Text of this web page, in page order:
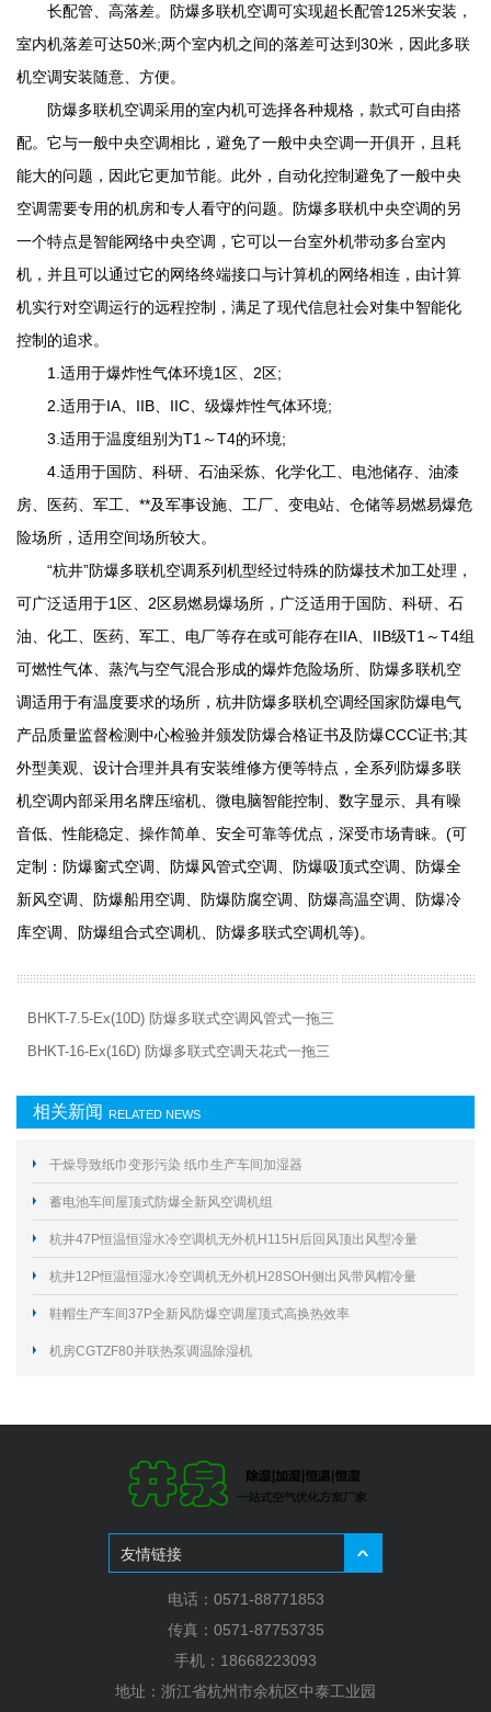
长配管、高落差。防爆多联机空调可实现超长配管125米安装，
室内机落差可达50米;两个室内机之间的落差可达到30米，因此多联
机空调安装随意、方便。
防爆多联机空调采用的室内机可选择各种规格，款式可自由搭
配。它与一般中央空调相比，避免了一般中央空调一开俱开，且耗
能大的问题，因此它更加节能。此外，自动化控制避免了一般中央
空调需要专用的机房和专人看守的问题。防爆多联机中央空调的另
一个特点是智能网络中央空调，它可以一台室外机带动多台室内
机，并且可以通过它的网络终端接口与计算机的网络相连，由计算
机实行对空调运行的远程控制，满足了现代信息社会对集中智能化
控制的追求。
1.适用于爆炸性气体环境1区、2区;
2.适用于IA、IIB、IIC、级爆炸性气体环境;
3.适用于温度组别为T1～T4的环境;
4.适用于国防、科研、石油采炼、化学化工、电池储存、油漆
房、医药、军工、**及军事设施、工厂、变电站、仓储等易燃易爆危
险场所，适用空间场所较大。
“杭井”防爆多联机空调系列机型经过特殊的防爆技术加工处理，
可广泛适用于1区、2区易燃易爆场所，广泛适用于国防、科研、石
油、化工、医药、军工、电厂等存在或可能存在IIA、IIB级T1～T4组
可燃性气体、蒸汽与空气混合形成的爆炸危险场所、防爆多联机空
调适用于有温度要求的场所，杭井防爆多联机空调经国家防爆电气
产品质量监督检测中心检验并颁发防爆合格证书及防爆CCC证书;其
外型美观、设计合理并具有安装维修方便等特点，全系列防爆多联
机空调内部采用名牌压缩机、微电脑智能控制、数字显示、具有噪
音低、性能稳定、操作简单、安全可靠等优点，深受市场青睐。(可
定制：防爆窗式空调、防爆风管式空调、防爆吸顶式空调、防爆全
新风空调、防爆船用空调、防爆防腐空调、防爆高温空调、防爆冷
库空调、防爆组合式空调机、防爆多联式空调机等)。
BHKT-7.5-Ex(10D) 防爆多联式空调风管式一拖三
BHKT-16-Ex(16D) 防爆多联式空调天花式一拖三
相关新闻 RELATED NEWS
干燥导致纸巾变形污染 纸巾生产车间加湿器
蓄电池车间屋顶式防爆全新风空调机组
杭井47P恒温恒湿水冷空调机无外机H115H后回风顶出风型冷量
118KW
杭井12P恒温恒湿水冷空调机无外机H28SOH侧出风带风帽冷量
29.6KW
鞋帽生产车间37P全新风防爆空调屋顶式高换热效率
机房CGTZF80并联热泵调温除湿机
友情链接
电话：0571-88771853
传真：0571-87753735
手机：18668223093
地址：浙江省杭州市余杭区中泰工业园